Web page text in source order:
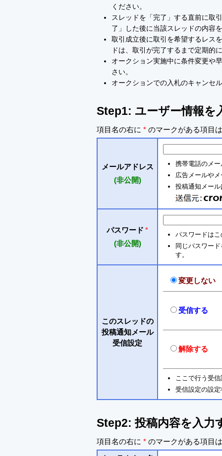
ください。
スレッドを「完了」する直前に取
了」した後に当該スレッドの内容
取引成立後に取引を希望するレス
ドは、取引が完了するまで定期的
オークション実施中に条件変更や
さい。
オークションでの入札のキャンセ
Step1: ユーザー情報を
項目名の右に * のマークがある項目
メールアドレス
(非公開)
携帯電話のメ
広告メールや
投稿通知メー
パスワード *
(非公開)
パスワードは
同じパスワー
す。
このスレッドの
投稿通知メール
受信設定
変更しない
受信する
解除する
ここで行う受
受信設定の設
Step2: 投稿内容を入力
項目名の右に * のマークがある項目